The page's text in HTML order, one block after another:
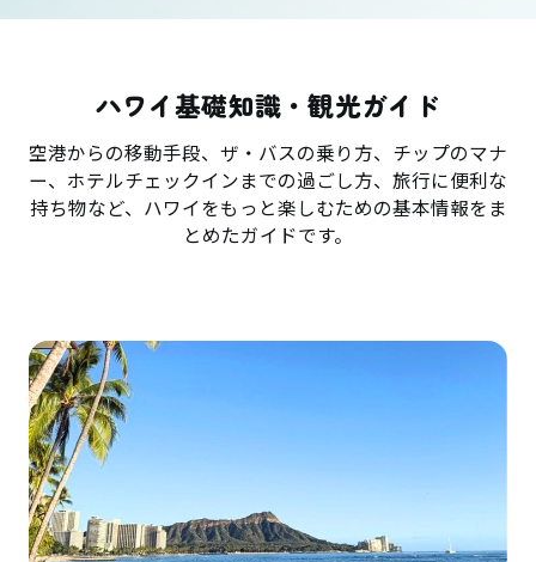
ハワイ基礎知識・観光ガイド
空港からの移動手段、ザ・バスの乗り方、チップのマナ
ー、ホテルチェックインまでの過ごし方、旅行に便利な
持ち物など、ハワイをもっと楽しむための基本情報をま
とめたガイドです。